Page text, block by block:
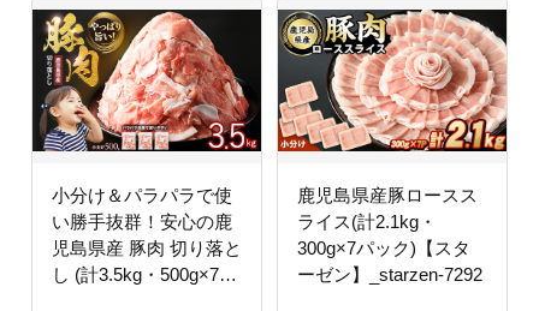
小分け＆パラパラで使
い勝手抜群！安心の鹿
児島県産 豚肉 切り落と
し (計3.5kg・500g×7P)
鹿児島県産豚ロースス
ライス(計2.1kg・
300g×7パック)【スタ
ーゼン】_starzen-7292